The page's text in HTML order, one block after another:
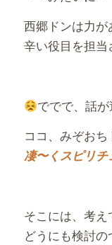
西郷ドンは力が
辛い役目を担当
ででで、話が
ココ、みぞおち
凄〜くスピリ
そこには、考え
どうにも検討の